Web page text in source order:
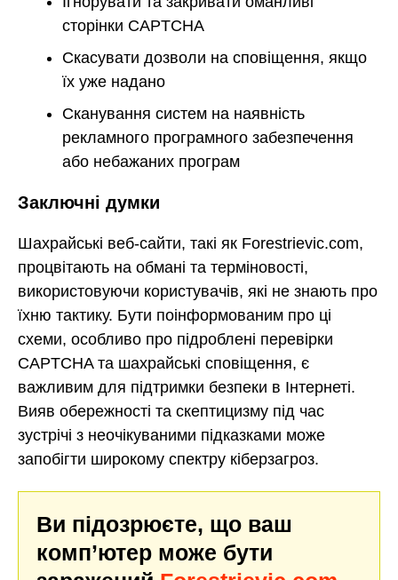
сторінки CAPTCHA
Скасувати дозволи на сповіщення, якщо
їх уже надано
Сканування систем на наявність
рекламного програмного забезпечення
або небажаних програм
Заключні думки
Шахрайські веб-сайти, такі як Forestrievic.com,
процвітають на обмані та терміновості,
використовуючи користувачів, які не знають про
їхню тактику. Бути поінформованим про ці
схеми, особливо про підроблені перевірки
CAPTCHA та шахрайські сповіщення, є
важливим для підтримки безпеки в Інтернеті.
Вияв обережності та скептицизму під час
зустрічі з неочікуваними підказками може
запобігти широкому спектру кіберзагроз.
Ви підозрюєте, що ваш
комп’ютер може бути